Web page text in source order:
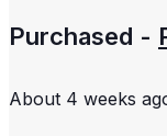
Purchased -
About 4 weeks